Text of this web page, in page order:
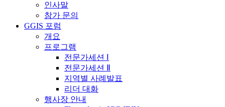
인사말
참가 문의
GGIS 포럼
개요
프로그램
전문가세션 Ⅰ
전문가세션 Ⅱ
지역별 사례발표
리더 대화
행사장 안내